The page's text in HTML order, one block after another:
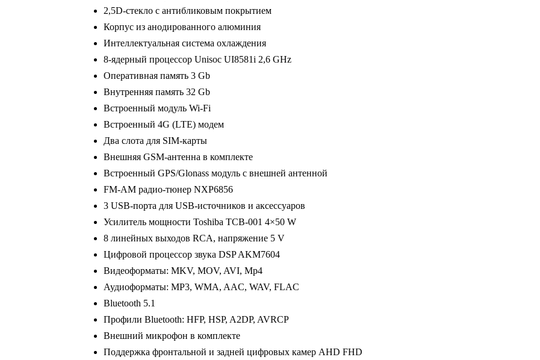
9"
2,5D-стекло с антибликовым покрытием
Корпус из анодированного алюминия
Интеллектуальная система охлаждения
8-ядерный процессор Unisoc UI8581i 2,6 GHz
Оперативная память 3 Gb
Внутренняя память 32 Gb
Встроенный модуль Wi-Fi
Встроенный 4G (LTE) модем
Два слота для SIM-карты
Внешняя GSM-антенна в комплекте
Встроенный GPS/Glonass модуль с внешней антенной
FM-AM радио-тюнер NXP6856
3 USB-порта для USB-источников и аксессуаров
Усилитель мощности Toshiba TCB-001 4×50 W
8 линейных выходов RCA, напряжение 5 V
Цифровой процессор звука DSP AKM7604
Видеоформаты: MKV, MOV, AVI, Mp4
Аудиоформаты: MP3, WMA, AAC, WAV, FLAC
Bluetooth 5.1
Профили Bluetooth: HFP, HSP, A2DP, AVRCP
Внешний микрофон в комплекте
Поддержка фронтальной и задней цифровых камер AHD FHD